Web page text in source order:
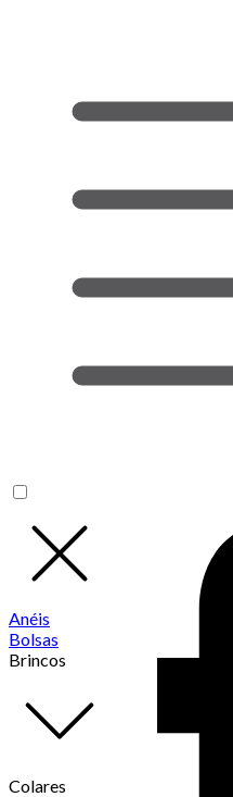
Anéis
Bolsas
Brincos
Colares